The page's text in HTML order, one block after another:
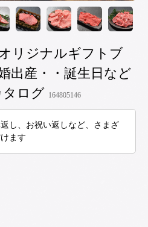
リジナルギフトブ
出産・・誕生日など
ログ 164805146
し、お祝い返しなど、さまざ
ます